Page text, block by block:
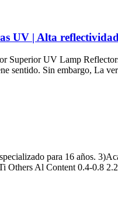
UV | Alta
Superior UV Lamp
sentido. Sin embargo, La
para 16 años.
Others Al Content 0.4-0.8